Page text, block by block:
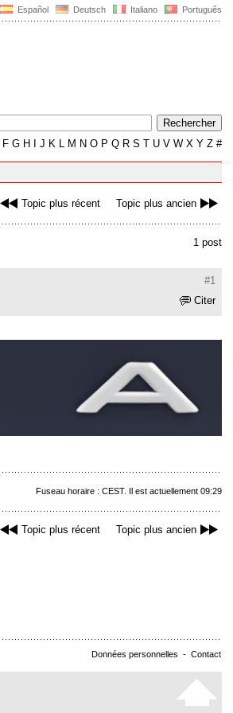
Español Deutsch Italiano Português
F G H J K L M N O P Q R S T U V W X Y Z #
Topic plus récent Topic plus ancien
1 post
#1
Citer
Fuseau horaire : CEST. Il est actuellement 09:29
Topic plus récent Topic plus ancien
Données personnelles - Contact